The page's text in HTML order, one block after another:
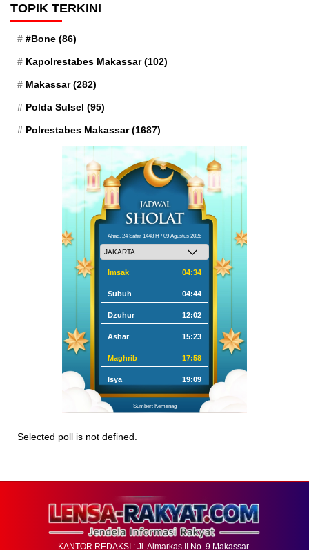
TOPIK TERKINI
#Bone (86)
Kapolrestabes Makassar(102)
Makassar(282)
Polda Sulsel (95)
Polrestabes Makassar(1687)
Ahad, 24 Safar 1448 H / 09 Agustus 2026
Imsak 04:34
Subuh 04:44
Dzuhur 12:02
Ashar 15:23
Maghrib 17:58
Isya 19:09
Sumber: Kemenag
Selected poll is not defined.
KANTOR REDAKSI : Jl. Almarkas II No. 9 Makassar-